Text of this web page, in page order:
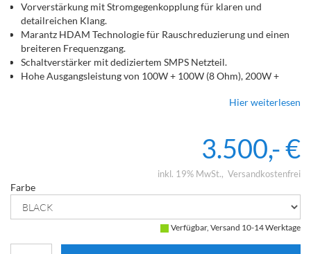
Vorverstärkung mit Stromgegenkopplung für klaren und
detailreichen Klang.
Marantz HDAM Technologie für Rauschreduzierung und einen
breiteren Frequenzgang.
Schaltverstärker mit dediziertem SMPS Netzteil.
Hohe Ausgangsleistung von 100W + 100W (8 Ohm), 200W +
MM/MC Phono Eingang mit MC Eingangsimpedanz-Wähler.
Hier weiterlesen
3.500,- €
inkl. 19% MwSt. Versandkostenfrei
Farbe
Verfügbar, Versand 10-14 Werktage